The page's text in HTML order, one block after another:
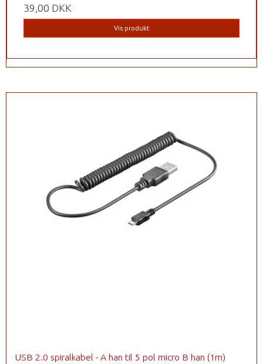
39,00 DKK
Vis produkt
USB 2.0 spiralkabel - A han til 5 pol micro B han (1m)